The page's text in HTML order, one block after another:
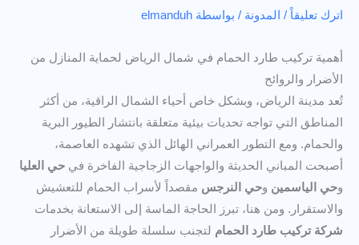
اترك تعليقاً / المدونة / بواسطة elmanduh
أهمية تركيب طارد الحمام في شمال الرياض لحماية المنازل من
الأضرار والروائح
تُعد مدينة الرياض، وبشكل خاص أحياء الشمال الراقية، من أكثر
المناطق التي تواجه تحديات بيئية متعلقة بانتشار الطيور البرية
والحمام. ومع التطور العمراني الهائل الذي تشهده العاصمة،
أصبحت المباني الحديثة والواجهات الزجاجية الفاخرة في حي العليا
وحي الياسمين وحي النرجس مقصداً لأسراب الحمام للتعشيش
والاستقرار. ومن هنا، تبرز الحاجة الماسة إلى الاستعانة بخدمات
شركة تركيب طارد الحمام لتجنب سلسلة طويلة من الأضرار